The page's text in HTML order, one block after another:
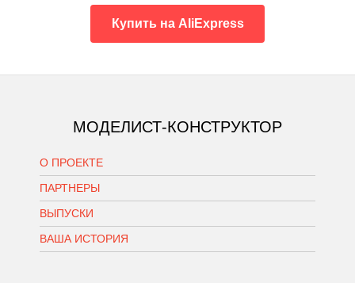
Купить на AliExpress
МОДЕЛИСТ-КОНСТРУКТОР
О ПРОЕКТЕ
ПАРТНЕРЫ
ВЫПУСКИ
ВАША ИСТОРИЯ